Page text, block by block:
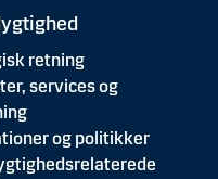
retning
services og
og politikker